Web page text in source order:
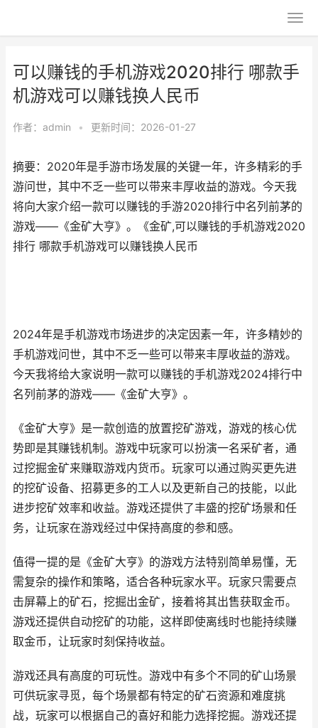
可以赚钱的手机游戏2020排行 哪款手
机游戏可以赚钱换人民币
作者： admin • 更新时间：2026-01-27
摘要：2020年是手游市场发展的关键一年，许多精彩的手
游问世，其中不乏一些可以带来丰厚收益的游戏。今天我
将向大家介绍一款可以赚钱的手游2020排行中名列前茅的
游戏——《金矿大亨》。《金矿,可以赚钱的手机游戏2020
排行 哪款手机游戏可以赚钱换人民币
2024年是手机游戏市场进步的决定因素一年，许多精妙的
手机游戏问世，其中不乏一些可以带来丰厚收益的游戏。
今天我将给大家说明一款可以赚钱的手机游戏2024排行中
名列前茅的游戏——《金矿大亨》。
《金矿大亨》是一款创造的放置挖矿游戏，游戏的核心优
势即是其赚钱机制。游戏中玩家可以扮演一名采矿者，通
过挖掘金矿来赚取游戏内货币。玩家可以通过购买更先进
的挖矿设备、招募更多的工人以及更新自己的技能，以此
进步挖矿效率和收益。游戏还提供了丰盛的挖矿场景和任
务，让玩家在游戏经过中保持高度的参和感。
值得一提的是《金矿大亨》的游戏方法特别简单易懂，无
需复杂的操作和策略，适合各种玩家水平。玩家只需要点
击屏幕上的矿石，挖掘出金矿，接着将其出售获取金币。
游戏还提供自动挖矿的功能，这样即使离线时也能持续赚
取金币，让玩家时刻保持收益。
游戏还具有高度的可玩性。游戏中有多个不同的矿山场景
可供玩家寻觅，每个场景都有特定的矿石资源和难度挑
战，玩家可以根据自己的喜好和能力选择挖掘。游戏还提